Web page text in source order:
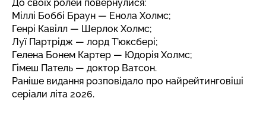
До своїх ролей повернулися:
Міллі Боббі Браун — Енола Холмс;
Генрі Кавілл — Шерлок Холмс;
Луї Партрідж — лорд Т’юксбері;
Гелена Бонем Картер — Юдорія Холмс;
Гімеш Патель — доктор Ватсон.
Раніше видання розповідало про найрейтинговіші
серіали літа 2026.